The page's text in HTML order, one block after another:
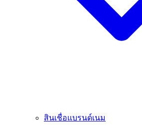
สินเชื่อแบรนด์เนม